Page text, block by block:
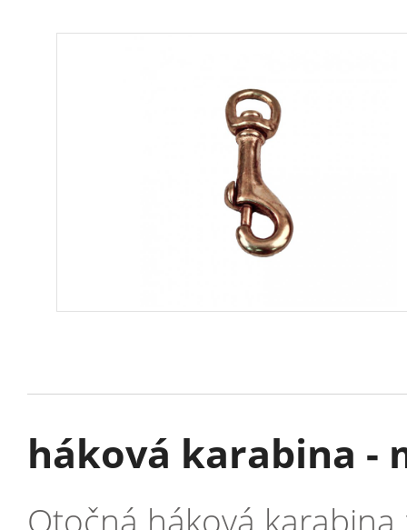
háková karabina -